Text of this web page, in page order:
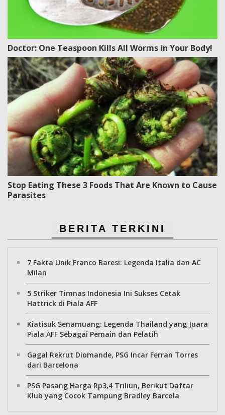
Doctor: One Teaspoon Kills All Worms in Your Body!
Stop Eating These 3 Foods That Are Known to Cause
Parasites
BERITA TERKINI
7 Fakta Unik Franco Baresi: Legenda Italia dan AC
Milan
5 Striker Timnas Indonesia Ini Sukses Cetak
Hattrick di Piala AFF
Kiatisuk Senamuang: Legenda Thailand yang Juara
Piala AFF Sebagai Pemain dan Pelatih
Gagal Rekrut Diomande, PSG Incar Ferran Torres
dari Barcelona
PSG Pasang Harga Rp3,4 Triliun, Berikut Daftar
Klub yang Cocok Tampung Bradley Barcola